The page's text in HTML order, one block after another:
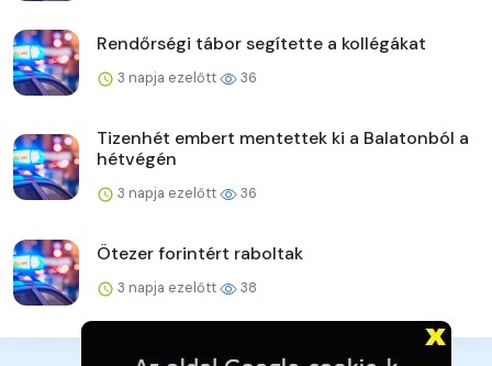
Rendőrségi tábor segítette a kollégákat
3 napja ezelőtt 36
Tizenhét embert mentettek ki a Balatonból a
hétvégén
3 napja ezelőtt 36
Ötezer forintért raboltak
3 napja ezelőtt 38